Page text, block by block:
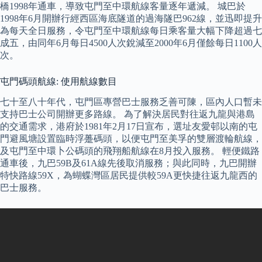
橋1998年通車，導致屯門至中環航線客量逐年遞減。 城巴於
1998年6月開辦行經西區海底隧道的過海隧巴962線，並迅即提升
為每天全日服務，令屯門至中環航線每日乘客量大幅下降超過七
成五，由同年6月每日4500人次銳減至2000年6月僅餘每日1100人
次。
屯門碼頭航線: 使用航線數目
七十至八十年代，屯門區專營巴士服務乏善可陳，區內人口暫未
支持巴士公司開辦更多路線。 為了解決居民對往返九龍與港島
的交通需求，港府於1981年2月17日宣布，選址友愛邨以南的屯
門避風塘設置臨時浮躉碼頭，以便屯門至美孚的雙層渡輪航線，
及屯門至中環卜公碼頭的飛翔船航線在8月投入服務。 輕便鐵路
通車後，九巴59B及61A線先後取消服務；與此同時，九巴開辦
特快路線59X，為蝴蝶灣區居民提供較59A更快捷往返九龍西的
巴士服務。